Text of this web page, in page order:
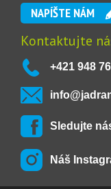
NAPÍŠTE NÁM
Kontaktujte
+421 948
Sledujte
Náš